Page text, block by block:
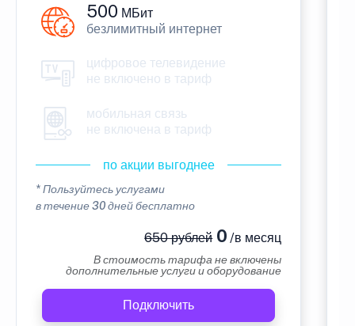
500 МБит
безлимитный интернет
цифровое телевидение
не включено в тариф
мобильная связь
не включена в тариф
по акции выгоднее
* Пользуйтесь услугами
в течение 30 дней бесплатно
650 рублей0 /в месяц
В стоимость тарифа не включены
дополнительные услуги и оборудование
Подключить